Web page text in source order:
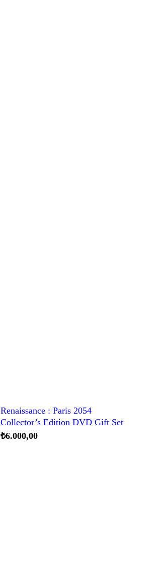
Renaissance : Paris 2054
Collector’s Edition DVD Gift Set
₺6.000,00